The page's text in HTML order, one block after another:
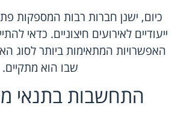
כיום, ישנן חברות רבות המספקות
ייעודיים לאירועים חיצוניים. כדאי
האפשרויות המתאימות ביותר לסוג
שבו הוא מתקיים.
התחשבות בתנאי